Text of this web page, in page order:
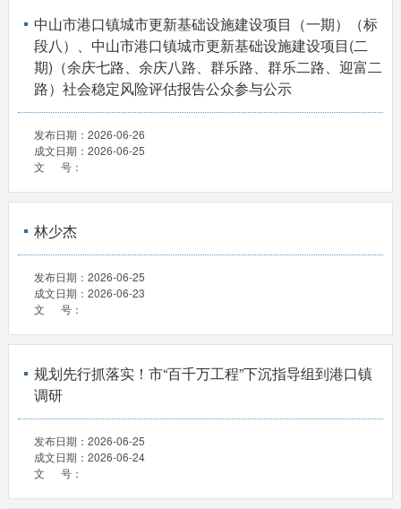
中山市港口镇城市更新基础设施建设项目（一期）（标
段八）、中山市港口镇城市更新基础设施建设项目(二
期)（余庆七路、余庆八路、群乐路、群乐二路、迎富二
路）社会稳定风险评估报告公众参与公示
发布日期： 2026-06-26
成文日期： 2026-06-25
文 号：
林少杰
发布日期： 2026-06-25
成文日期： 2026-06-23
文 号：
规划先行抓落实！市“百千万工程”下沉指导组到港口镇
调研
发布日期： 2026-06-25
成文日期： 2026-06-24
文 号：